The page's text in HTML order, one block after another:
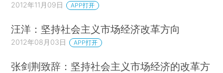
2012年11月09日 APP打开
汪洋：坚持社会主义市场经济改革方向
2012年08月03日 APP打开
张剑荆致辞：坚持社会主义市场经济的改革方